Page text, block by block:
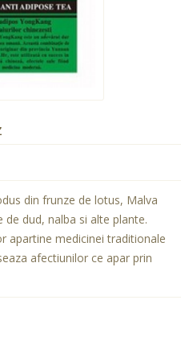
din frunze de lotus, Malva
de dud, nalba si alte plante.
apartine medicinei traditionale
afectiunilor ce apar prin